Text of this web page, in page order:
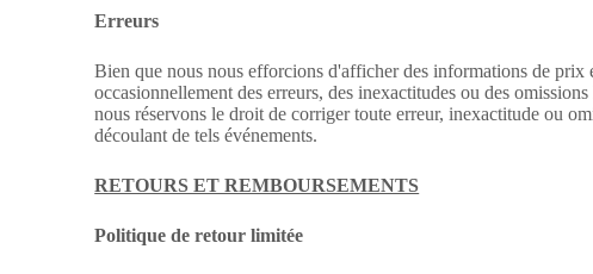
Erreurs
Bien que nous nous efforcions d'afficher des informations de prix
occasionnellement des erreurs, des inexactitudes ou des
nous réservons le droit de corriger toute erreur, inexactitude ou
découlant de tels événements.
RETOURS ET REMBOURSEMENTS
Politique de retour limitée